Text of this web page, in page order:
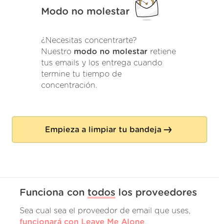
Modo no molestar
¿Necesitas concentrarte?
Nuestro modo no molestar retiene
tus emails y los entrega cuando
termine tu tiempo de
concentración.
Empieza a limpiar tu bandeja
Funciona con todos los proveedores
Sea cual sea el proveedor de email que uses,
funcionará con Leave Me Alone.